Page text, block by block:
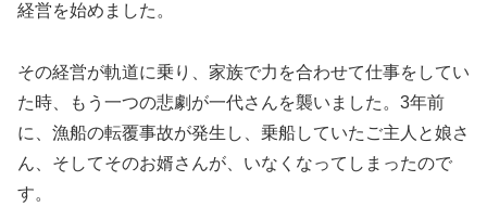
経営を始めました。
その経営が軌道に乗り、家族で力を合わせて仕事をしてい
た時、もう一つの悲劇が一代さんを襲いました。3年前
に、漁船の転覆事故が発生し、乗船していたご主人と娘さ
ん、そしてそのお婿さんが、いなくなってしまったので
す。